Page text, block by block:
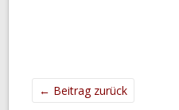
← Beitrag zurück